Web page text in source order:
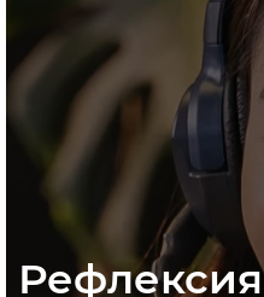
Рефлексия